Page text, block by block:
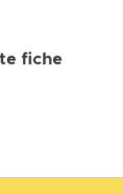
fiche